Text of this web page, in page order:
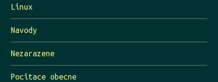
Linux
Navody
Nezarazene
Pocitace obecne